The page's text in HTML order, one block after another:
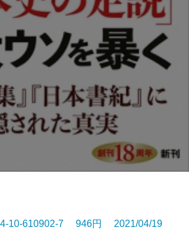
10-610902-7 946円 2021/04/19